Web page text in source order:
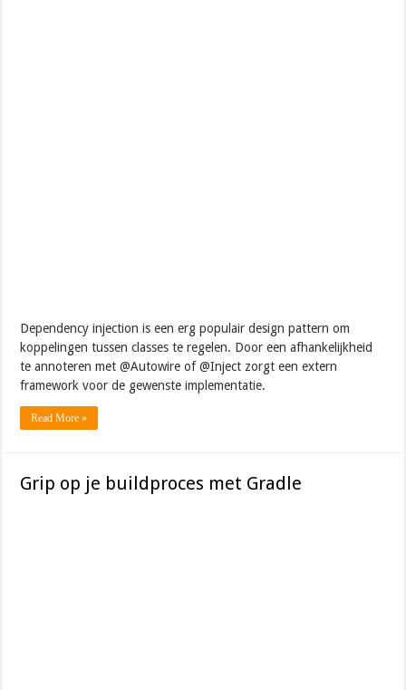
Dependency injection is een erg populair design pattern om
koppelingen tussen classes te regelen. Door een afhankelijkheid
te annoteren met @Autowire of @Inject zorgt een extern
framework voor de gewenste implementatie.
Read More »
Grip op je buildproces met Gradle